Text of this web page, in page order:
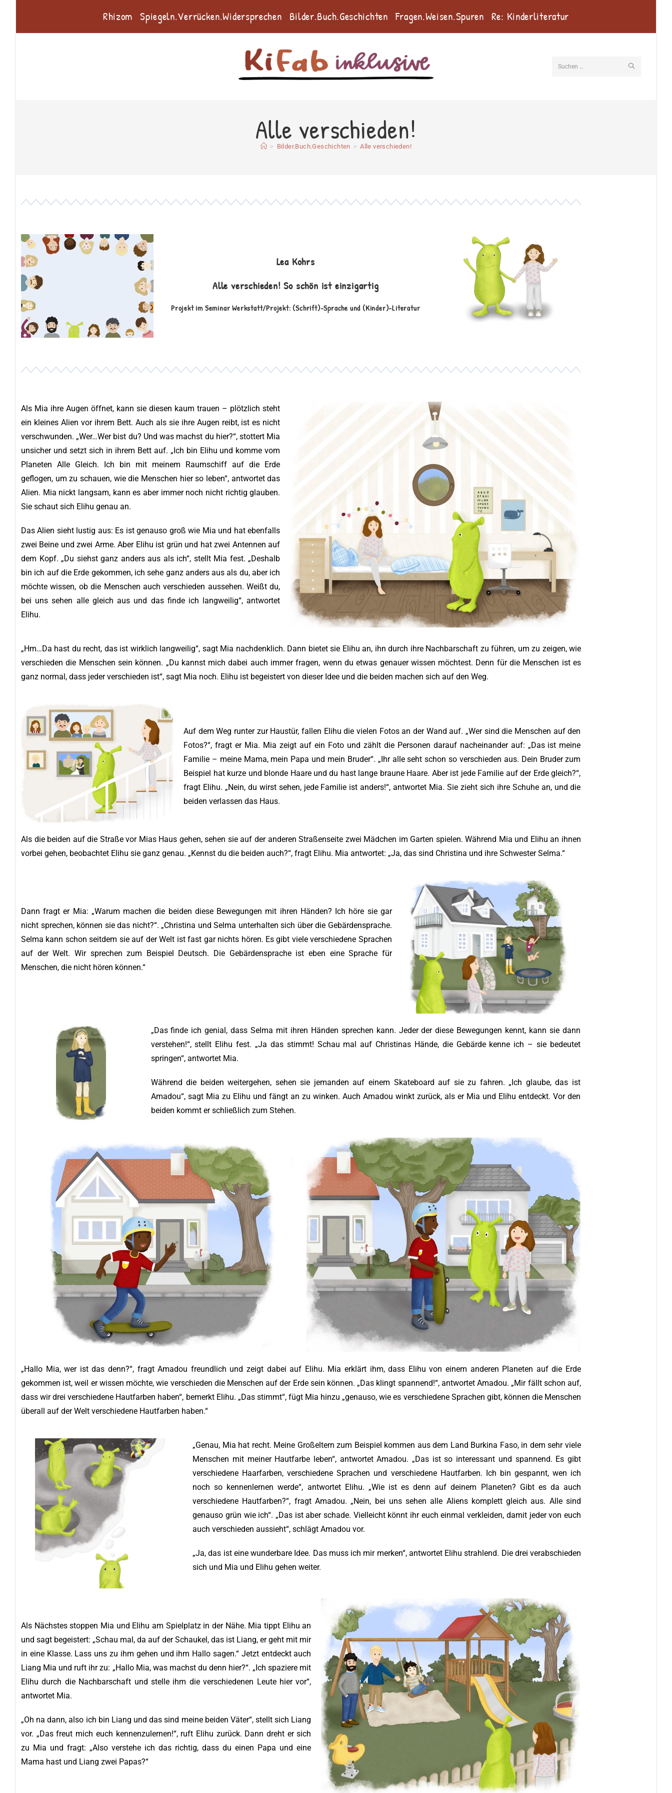
Rhizom Spiegeln.Verrücken.Widersprechen Bilder.Buch.Geschichten Fragen.Weisen.Spuren Re: Kinderliteratur
Suchen …
Alle verschieden!
> Bilder.Buch.Geschichten > Alle verschieden!
Lea Kohrs
Alle verschieden! So schön ist einzigartig
Projekt im Seminar Werkstatt/Projekt: (Schrift)-Sprache und (Kinder)-Literatur
Als Mia ihre Augen öffnet, kann sie diesen kaum trauen – plötzlich steht
ein kleines Alien vor ihrem Bett. Auch als sie ihre Augen reibt, ist es nicht
verschwunden. „Wer…Wer bist du? Und was machst du hier?“, stottert Mia
unsicher und setzt sich in ihrem Bett auf. „Ich bin Elihu und komme vom
Planeten Alle Gleich. Ich bin mit meinem Raumschiff auf die Erde
geflogen, um zu schauen, wie die Menschen hier so leben“, antwortet das
Alien. Mia nickt langsam, kann es aber immer noch nicht richtig glauben.
Sie schaut sich Elihu genau an.
Das Alien sieht lustig aus: Es ist genauso groß wie Mia und hat ebenfalls
zwei Beine und zwei Arme. Aber Elihu ist grün und hat zwei Antennen auf
dem Kopf. „Du siehst ganz anders aus als ich“, stellt Mia fest. „Deshalb
bin ich auf die Erde gekommen, ich sehe ganz anders aus als du, aber ich
möchte wissen, ob die Menschen auch verschieden aussehen. Weißt du,
bei uns sehen alle gleich aus und das finde ich langweilig“, antwortet
Elihu.
„Hm…Da hast du recht, das ist wirklich langweilig“, sagt Mia nachdenklich. Dann bietet sie Elihu an, ihn durch ihre Nachbarschaft zu führen, um zu zeigen, wie
verschieden die Menschen sein können. „Du kannst mich dabei auch immer fragen, wenn du etwas genauer wissen möchtest. Denn für die Menschen ist es
ganz normal, dass jeder verschieden ist“, sagt Mia noch. Elihu ist begeistert von dieser Idee und die beiden machen sich auf den Weg.
Auf dem Weg runter zur Haustür, fallen Elihu die vielen Fotos an der Wand auf. „Wer sind die Menschen auf den
Fotos?“, fragt er Mia. Mia zeigt auf ein Foto und zählt die Personen darauf nacheinander auf: „Das ist meine
Familie – meine Mama, mein Papa und mein Bruder“. „Ihr alle seht schon so verschieden aus. Dein Bruder zum
Beispiel hat kurze und blonde Haare und du hast lange braune Haare. Aber ist jede Familie auf der Erde gleich?“,
fragt Elihu. „Nein, du wirst sehen, jede Familie ist anders!“, antwortet Mia. Sie zieht sich ihre Schuhe an, und die
beiden verlassen das Haus.
Als die beiden auf die Straße vor Mias Haus gehen, sehen sie auf der anderen Straßenseite zwei Mädchen im Garten spielen. Während Mia und Elihu an ihnen
vorbei gehen, beobachtet Elihu sie ganz genau. „Kennst du die beiden auch?“, fragt Elihu. Mia antwortet: „Ja, das sind Christina und ihre Schwester Selma.“
Dann fragt er Mia: „Warum machen die beiden diese Bewegungen mit ihren Händen? Ich höre sie gar
nicht sprechen, können sie das nicht?“. „Christina und Selma unterhalten sich über die Gebärdensprache.
Selma kann schon seitdem sie auf der Welt ist fast gar nichts hören. Es gibt viele verschiedene Sprachen
auf der Welt. Wir sprechen zum Beispiel Deutsch. Die Gebärdensprache ist eben eine Sprache für
Menschen, die nicht hören können.“
„Das finde ich genial, dass Selma mit ihren Händen sprechen kann. Jeder der diese Bewegungen kennt, kann sie dann
verstehen!“, stellt Elihu fest. „Ja das stimmt! Schau mal auf Christinas Hände, die Gebärde kenne ich – sie bedeutet
springen“, antwortet Mia.
Während die beiden weitergehen, sehen sie jemanden auf einem Skateboard auf sie zu fahren. „Ich glaube, das ist
Amadou“, sagt Mia zu Elihu und fängt an zu winken. Auch Amadou winkt zurück, als er Mia und Elihu entdeckt. Vor den
beiden kommt er schließlich zum Stehen.
„Hallo Mia, wer ist das denn?“, fragt Amadou freundlich und zeigt dabei auf Elihu. Mia erklärt ihm, dass Elihu von einem anderen Planeten auf die Erde
gekommen ist, weil er wissen möchte, wie verschieden die Menschen auf der Erde sein können. „Das klingt spannend!“, antwortet Amadou. „Mir fällt schon auf,
dass wir drei verschiedene Hautfarben haben“, bemerkt Elihu. „Das stimmt“, fügt Mia hinzu „genauso, wie es verschiedene Sprachen gibt, können die Menschen
überall auf der Welt verschiedene Hautfarben haben.“
„Genau, Mia hat recht. Meine Großeltern zum Beispiel kommen aus dem Land Burkina Faso, in dem sehr viele
Menschen mit meiner Hautfarbe leben“, antwortet Amadou. „Das ist so interessant und spannend. Es gibt
verschiedene Haarfarben, verschiedene Sprachen und verschiedene Hautfarben. Ich bin gespannt, wen ich
noch so kennenlernen werde“, antwortet Elihu. „Wie ist es denn auf deinem Planeten? Gibt es da auch
verschiedene Hautfarben?“, fragt Amadou. „Nein, bei uns sehen alle Aliens komplett gleich aus. Alle sind
genauso grün wie ich“. „Das ist aber schade. Vielleicht könnt ihr euch einmal verkleiden, damit jeder von euch
auch verschieden aussieht“, schlägt Amadou vor.
„Ja, das ist eine wunderbare Idee. Das muss ich mir merken“, antwortet Elihu strahlend. Die drei verabschieden
sich und Mia und Elihu gehen weiter.
Als Nächstes stoppen Mia und Elihu am Spielplatz in der Nähe. Mia tippt Elihu an
und sagt begeistert: „Schau mal, da auf der Schaukel, das ist Liang, er geht mit mir
in eine Klasse. Lass uns zu ihm gehen und ihm Hallo sagen.“ Jetzt entdeckt auch
Liang Mia und ruft ihr zu: „Hallo Mia, was machst du denn hier?“. „Ich spaziere mit
Elihu durch die Nachbarschaft und stelle ihm die verschiedenen Leute hier vor“,
antwortet Mia.
„Oh na dann, also ich bin Liang und das sind meine beiden Väter“, stellt sich Liang
vor. „Das freut mich euch kennenzulernen!“, ruft Elihu zurück. Dann dreht er sich
zu Mia und fragt: „Also verstehe ich das richtig, dass du einen Papa und eine
Mama hast und Liang zwei Papas?“